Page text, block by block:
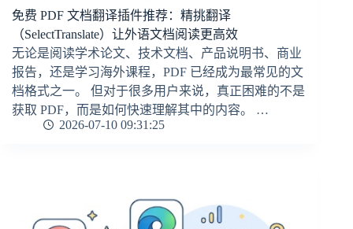
免费 PDF 文档翻译插件推荐：精挑翻译
（SelectTranslate）让外语文档阅读更高效
无论是阅读学术论文、技术文档、产品说明书、商业
报告，还是学习海外课程，PDF 已经成为最常见的文
档格式之一。 但对于很多用户来说，真正困难的不是
获取 PDF，而是如何快速理解其中的内容。 …
2026-07-10 09:31:25